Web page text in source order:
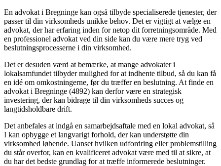
En advokat i Bregninge kan også tilbyde specialiserede tjenester, der
passer til din virksomheds unikke behov. Det er vigtigt at vælge en
advokat, der har erfaring inden for netop dit forretningsområde. Med
en professionel advokat ved din side kan du være mere tryg ved
beslutningsprocesserne i din virksomhed.
Det er desuden værd at bemærke, at mange advokater i
lokalsamfundet tilbyder mulighed for at indhente tilbud, så du kan få
en idé om omkostningerne, før du træffer en beslutning. At finde en
advokat i Bregninge (4892) kan derfor være en strategisk
investering, der kan bidrage til din virksomheds succes og
langtidsholdbare drift.
Det anbefales at indgå en samarbejdsaftale med en lokal advokat, så
I kan opbygge et langvarigt forhold, der kan understøtte din
virksomhed løbende. Uanset hvilken udfordring eller problemstilling
du står overfor, kan en kvalificeret advokat være med til at sikre, at
du har det bedste grundlag for at træffe informerede beslutninger.